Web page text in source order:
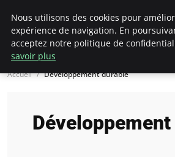
Arcticclimateemergency
Accueil Développement durable
Nous utilisons des cookies pour
expérience de navigation. En
acceptez notre politique de
savoir plus